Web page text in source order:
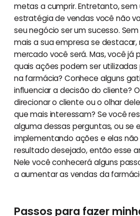
metas a cumprir. Entretanto,
estratégia de vendas você não
seu negócio ser um sucesso.
mais a sua empresa se
mercado você será. Mas, você já
quais ações podem ser
na farmácia? Conhece alguns
influenciar a decisão do cliente?
direcionar o cliente ou o olhar
que mais interessam? Se você
alguma dessas perguntas, ou se
implementando ações e elas
resultado desejado, então esse
Nele você conhecerá alguns
a aumentar as vendas da
Passos para fazer